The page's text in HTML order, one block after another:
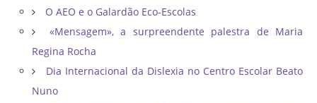
O AEO e o Galardão Eco-Escolas
«Mensagem», a surpreendente palestra de Maria
Regina Rocha
Dia Internacional da Dislexia no Centro Escolar Beato
Nuno